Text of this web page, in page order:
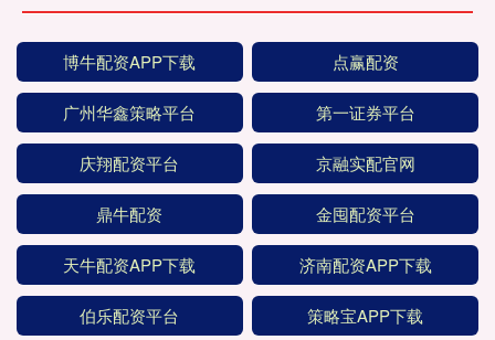
博牛配资APP下载 点赢配资
广州华鑫策略平台 第一证券平台
庆翔配资平台 京融实配官网
鼎牛配资 金囤配资平台
天牛配资APP下载 济南配资APP下载
伯乐配资平台 策略宝APP下载